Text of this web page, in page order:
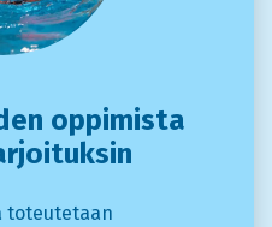
oppimista
toteutetaan